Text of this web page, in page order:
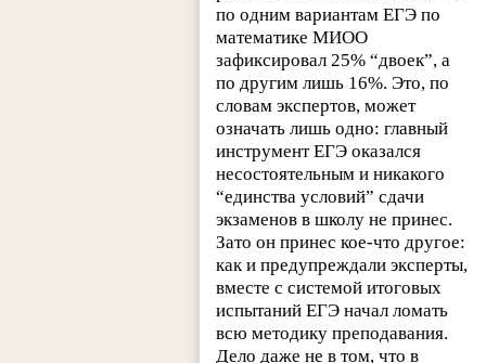
по одним вариантам ЕГЭ по
математике МИОО
зафиксировал 25% “двоек”, а
по другим лишь 16%. Это, по
словам экспертов, может
означать лишь одно: главный
инструмент ЕГЭ оказался
несостоятельным и никакого
“единства условий” сдачи
экзаменов в школу не принес.
Зато он принес кое-что другое:
как и предупреждали эксперты,
вместе с системой итоговых
испытаний ЕГЭ начал ломать
всю методику преподавания.
Дело даже не в том, что в